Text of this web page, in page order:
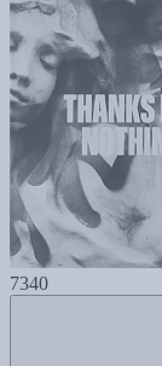
7340